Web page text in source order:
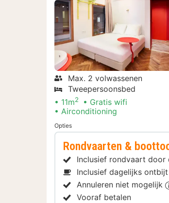
Max. 2 volwassenen
Tweepersoonsbed
11m2
Gratis wifi
Airconditioning
Opties
Rondvaarten &
Inclusief rondvaart door
Inclusief dagelijks ontbijt
Annuleren niet mogelijk
Vooraf betalen